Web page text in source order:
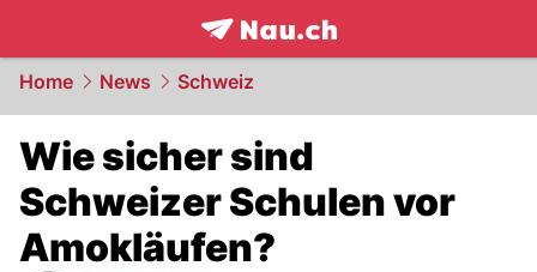
frontpage.NAU.ch
Home News Schweiz
Wie sicher sind
Schweizer Schulen vor
Amokläufen?